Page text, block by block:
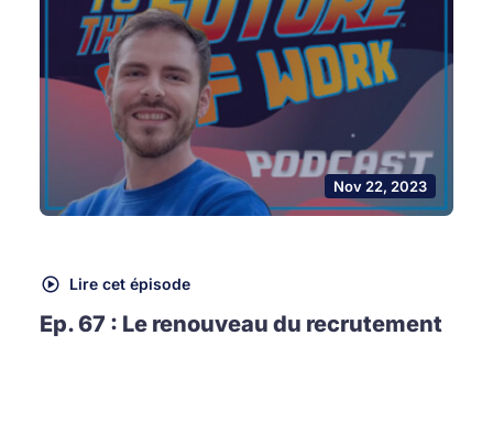
Nov 22, 2023
Lire cet épisode
Ep. 67 : Le renouveau du recrutement